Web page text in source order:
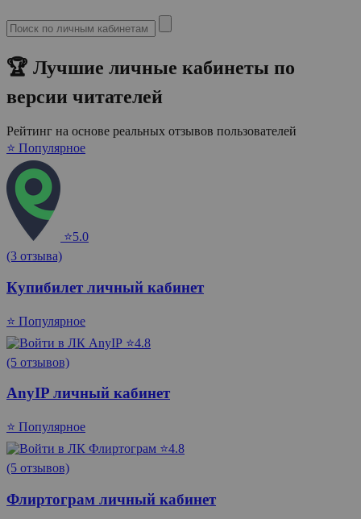
🏆 Лучшие личные кабинеты по
версии читателей
Рейтинг на основе реальных отзывов пользователей
⭐ Популярное
⭐5.0
(3 отзыва)
Купибилет личный кабинет
⭐ Популярное
⭐4.8
(5 отзывов)
AnyIP личный кабинет
⭐ Популярное
⭐4.8
(5 отзывов)
Флиртограм личный кабинет